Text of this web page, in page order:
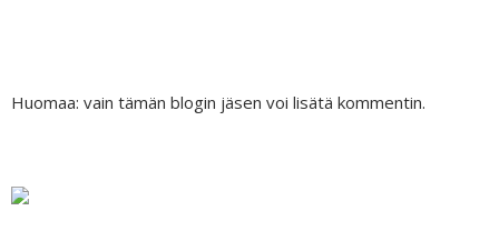
Huomaa: vain tämän blogin jäsen voi lisätä kommentin.